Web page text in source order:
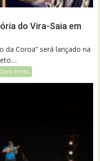
do Vira-Saia em
da Coroa” será lançado na
Ouro Preto